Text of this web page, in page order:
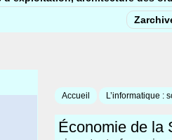
Accueil L’informatique :
Économie de la